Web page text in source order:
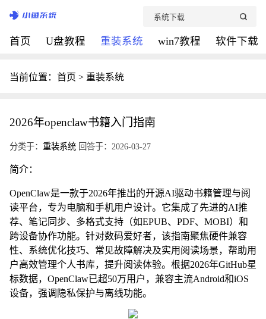
首页 U盘教程 重装系统 win7教程 软件下载
当前位置： 首页 > 重装系统
2026年openclaw书籍入门指南
分类于： 重装系统 回答于：2026-03-27
简介：
OpenClaw是一款于2026年推出的开源AI驱动书籍管理与阅
读平台，专为电脑和手机用户设计。它集成了先进的AI推
荐、笔记同步、多格式支持（如EPUB、PDF、MOBI）和
跨设备协作功能。针对数码爱好者，该指南聚焦硬件兼容
性、系统优化技巧、常见故障解决及实用阅读场景，帮助用
户高效管理个人书库，提升阅读体验。根据2026年GitHub星
标数据，OpenClaw已超50万用户，兼容主流Android和iOS
设备，强调隐私保护与离线功能。